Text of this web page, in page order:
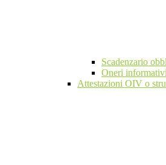
Scadenzario
Oneri
Attestazioni OIV o